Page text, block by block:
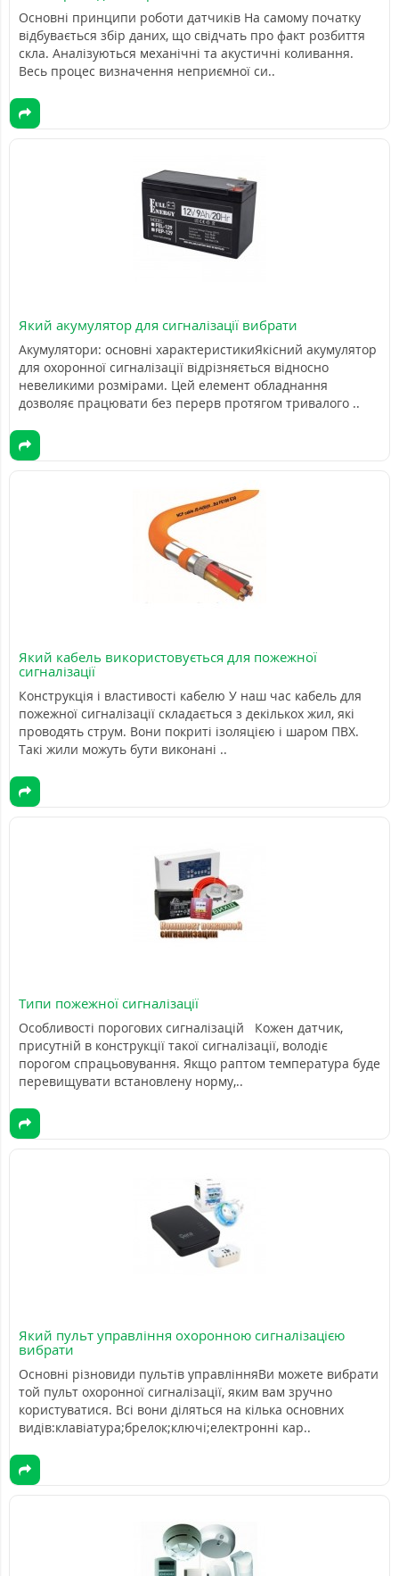
Основні принципи роботи датчиків На самому початку
відбувається збір даних, що свідчать про факт розбиття
скла. Аналізуються механічні та акустичні коливання.
Весь процес визначення неприємної си..
Який акумулятор для сигналізації вибрати
Акумулятори: основні характеристикиЯкісний акумулятор
для охоронної сигналізації відрізняється відносно
невеликими розмірами. Цей елемент обладнання
дозволяє працювати без перерв протягом тривалого ..
Який кабель використовується для пожежної
сигналізації
Конструкція і властивості кабелю У наш час кабель для
пожежної сигналізації складається з декількох жил, які
проводять струм. Вони покриті ізоляцією і шаром ПВХ.
Такі жили можуть бути виконані ..
Типи пожежної сигналізації
Особливості порогових сигналізацій Кожен датчик,
присутній в конструкції такої сигналізації, володіє
порогом спрацьовування. Якщо раптом температура буде
перевищувати встановлену норму,..
Який пульт управління охоронною сигналізацією
вибрати
Основні різновиди пультів управлінняВи можете вибрати
той пульт охоронної сигналізації, яким вам зручно
користуватися. Всі вони діляться на кілька основних
видів:клавіатура;брелок;ключі;електронні кар..